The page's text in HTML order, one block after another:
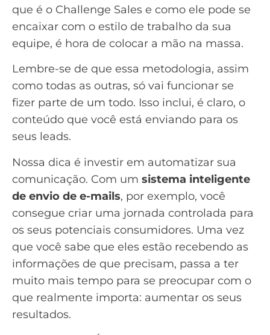
que é o Challenge Sales e como ele pode se
encaixar com o estilo de trabalho da sua
equipe, é hora de colocar a mão na massa.
Lembre-se de que essa metodologia, assim
como todas as outras, só vai funcionar se
fizer parte de um todo. Isso inclui, é claro, o
conteúdo que você está enviando para os
seus leads.
Nossa dica é investir em automatizar sua
comunicação. Com um sistema inteligente
de envio de e-mails, por exemplo, você
consegue criar uma jornada controlada para
os seus potenciais consumidores. Uma vez
que você sabe que eles estão recebendo as
informações de que precisam, passa a ter
muito mais tempo para se preocupar com o
que realmente importa: aumentar os seus
resultados.